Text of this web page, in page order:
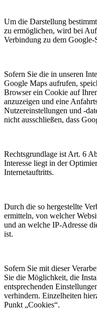
Um die Darstellung
zu ermöglichen, wird bei
Verbindung zu dem
Sofern Sie die in unseren
Google Maps aufrufen,
Browser ein Cookie auf
anzuzeigen und eine
Nutzereinstellungen und -
nicht ausschließen, dass
Rechtsgrundlage ist Art. 6
Interesse liegt in der
Internetauftritts.
Durch die so hergestellte
ermitteln, von welcher
und an welche IP-Adresse
ist.
Sofern Sie mit dieser
Sie die Möglichkeit, die
entsprechenden
verhindern. Einzelheiten
Punkt „Cookies“.